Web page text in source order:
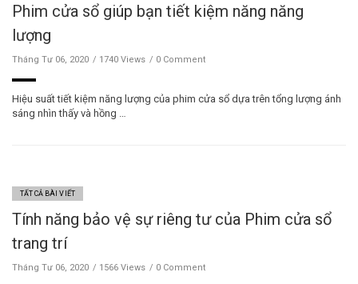
Phim cửa sổ giúp bạn tiết kiệm năng năng
lượng
Tháng Tư 06, 2020 1740 Views 0 Comment
Hiệu suất tiết kiệm năng lượng của phim cửa sổ dựa trên tổng lượng ánh
sáng nhìn thấy và hồng …
TẤT CẢ BÀI VIẾT
Tính năng bảo vệ sự riêng tư của Phim cửa sổ
trang trí
Tháng Tư 06, 2020 1566 Views 0 Comment